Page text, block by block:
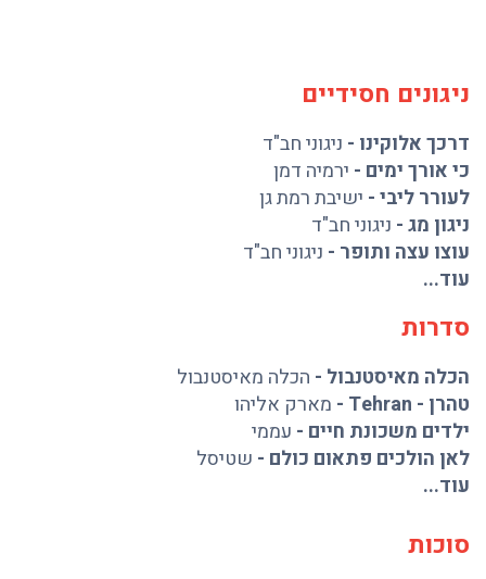
ניגונים חסידיים
דרכך אלוקינו - ניגוני חב"ד
כי אורך ימים - ירמיה דמן
לעורר ליבי- ישיבת רמת גן
ניגון מג- ניגוני חב"ד
עוצו עצה ותופר - ניגוני חב"ד
עוד...
סדרות
הכלה מאיסטנבול - הכלה מאיסטנבול
טהרן - Tehran
- מארק אליהו
ילדים משכונת חיים - עממי
לאן הולכים פתאום כולם - שטיסל
עוד...
סוכות